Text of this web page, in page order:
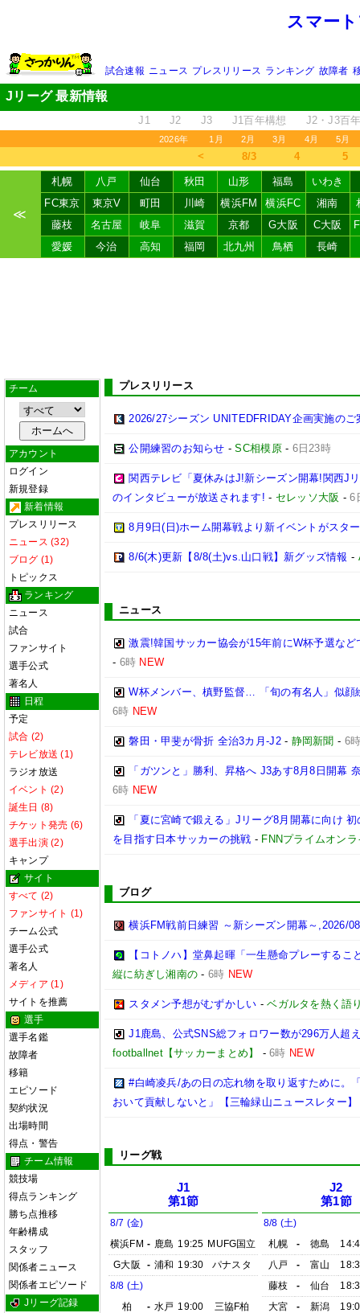
スマー
試合速報 ニュース プレスリリース ランキング 故障者
Jリーグ 最新情報
J1 J2 J3 J1百年構想 J2・J3百
2026年 1月 2月 3月 4月 5月
＜ 8/3 4 5
≪
札幌 八戸 仙台 秋田 山形 福島
いわき
FC東京
東京V 町田 川崎 横浜FM 横浜FC 湘南
藤枝
名古屋 岐阜 滋賀 京都 G大阪 C大阪
愛媛
今治 高知 福岡 北九州 鳥栖 長崎
チーム
アカウント
ログイン
新規登録
新着情報
プレスリリース
ニュース (32)
ブログ (1)
トピックス
ランキング
ニュース
試合
ファンサイト
選手公式
著名人
日程
予定
試合 (2)
テレビ放送 (1)
ラジオ放送
イベント (2)
誕生日 (8)
チケット発売 (6)
選手出演 (2)
キャンプ
サイト
すべて (2)
ファンサイト (1)
チーム公式
選手公式
著名人
メディア (1)
サイトを推薦
選手
選手名鑑
故障者
移籍
エピソード
契約状況
出場時間
得点・警告
チーム情報
競技場
得点ランキング
勝ち点推移
年齢構成
スタッフ
関係者ニュース
関係者エピソード
Jリーグ記録
プレスリリース
2026/27シーズン UNITEDFRIDAY企画実施のご
公開練習のお知らせ -SC相模原- 6日23時
関西テレビ「夏休みはJ!新シーズン開幕!関西J
のインタビューが放送されます! - セレッソ大阪 -6
8月9日(日)ホーム開幕戦より新イベントがスタ
8/6(木)更新【8/8(土)vs.山口戦】新グッズ情報 -
ニュース
激震!韓国サッカー協会が15年前にW杯予選な
- 6時 NEW
W杯メンバー、槙野監督… 「旬の有名人」似顔
6時 NEW
磐田・甲斐が骨折 全治3カ月-J2- 静岡新聞 - 6
「ガツンと」勝利、昇格へ J3あす8月8日開幕
6時 NEW
「夏に宮崎で鍛える」Jリーグ8月開幕に向け
を目指す日本サッカーの挑戦 - FNNプライムオンラ
ブログ
横浜FM戦前日練習 ～新シーズン開幕～,2026/
【コトノハ】堂鼻起暉「一生懸命プレーする
縦に紡ぎし湘南の - 6時 NEW
スタメン予想がむずかしい -ベガルタを熱く語
J1鹿島、公式SNS総フォロワー数が296万人超
footballnet【サッカーまとめ】
-6時 NEW
#白崎凌兵/あの日の忘れ物を取り返すために。
おいて貢献しないと」【三輪緑山ニュースレター】
リーグ戦
J1
第1節
8/7 (金)
横浜FM - 鹿島 19:25 MUFG国立
G大阪
- 浦和 19:30
パナスタ
8/8 (土)
柏
- 水戸 19:00
三協F柏
J2
第1節
8/8 (土)
札幌
- 徳島
八戸
- 富山
藤枝
- 仙台
大宮
- 新潟